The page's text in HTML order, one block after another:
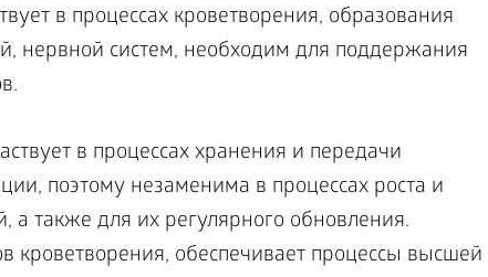
в процессах кроветворения, образования
нервной систем, необходим для поддержания
в процессах хранения и передачи
поэтому незаменима в процессах роста и
также для их регулярного обновления.
кроветворения, обеспечивает процессы высшей